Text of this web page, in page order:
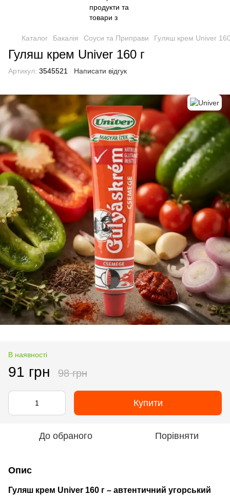
Каталог Бакалія Соуси та Приправи Гуляш крем Univer
Гуляш крем Univer 160 г
Артикул: 3545521 Написати відгук
В наявності
91 грн 98 грн
Купити
До обраного Порівняти
Опис
Гуляш крем Univer 160 г – автентичний угорський